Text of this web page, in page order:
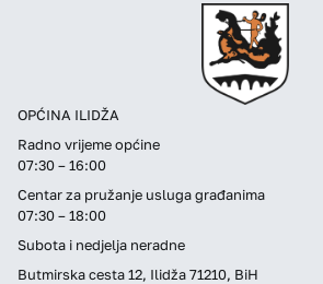
OPĆINA ILIDŽA
Radno vrijeme općine
07:30 – 16:00
Centar za pružanje usluga građanima
07:30 – 18:00
Subota i nedjelja neradne
Butmirska cesta 12, Ilidža 71210, BiH